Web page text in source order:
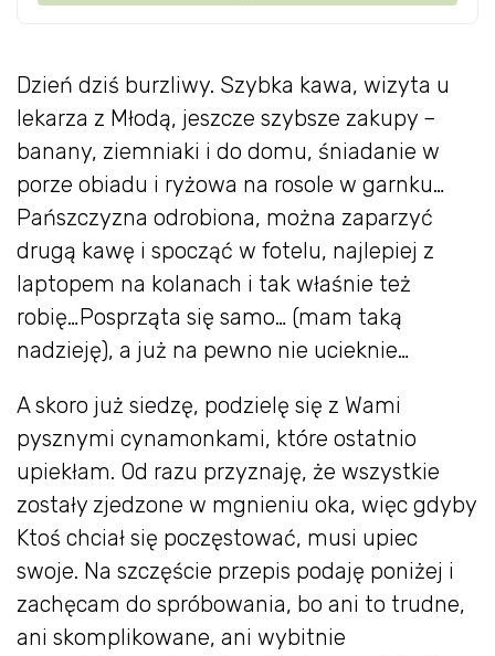
Dzień dziś burzliwy. Szybka kawa, wizyta u
lekarza z Młodą, jeszcze szybsze zakupy –
banany, ziemniaki i do domu, śniadanie w
porze obiadu i ryżowa na rosole w garnku…
Pańszczyzna odrobiona, można zaparzyć
drugą kawę i spocząć w fotelu, najlepiej z
laptopem na kolanach i tak właśnie też
robię…Posprząta się samo… (mam taką
nadzieję), a już na pewno nie ucieknie…
A skoro już siedzę, podzielę się z Wami
pysznymi cynamonkami, które ostatnio
upiekłam. Od razu przyznaję, że wszystkie
zostały zjedzone w mgnieniu oka, więc gdyby
Ktoś chciał się poczęstować, musi upiec
swoje. Na szczęście przepis podaję poniżej i
zachęcam do spróbowania, bo ani to trudne,
ani skomplikowane, ani wybitnie